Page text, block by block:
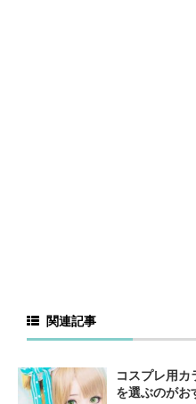
関連記事
コスプレ用
を選ぶのがお